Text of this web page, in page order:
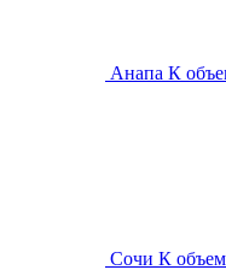
Анапа К
Сочи К